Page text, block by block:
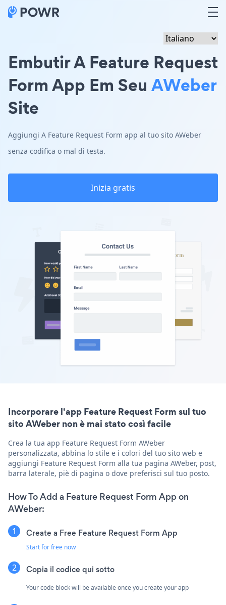
Embutir A Feature Request
Form App Em Seu AWeber
Site
Aggiungi A Feature Request Form app al tuo sito AWeber
senza codifica o mal di testa.
Inizia gratis
Incorporare l'app Feature Request Form sul tuo
sito AWeber non è mai stato così facile
Crea la tua app Feature Request Form AWeber
personalizzata, abbina lo stile e i colori del tuo sito web e
aggiungi Feature Request Form alla tua pagina AWeber, post,
barra laterale, piè di pagina o dove preferisci sul tuo posto.
How To Add a Feature Request Form App on
AWeber:
Create a Free Feature Request Form App
Start for free now
Copia il codice qui sotto
Your code block will be available once you create your app